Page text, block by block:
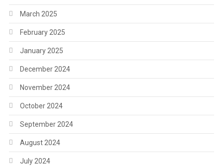
March 2025
February 2025
January 2025
December 2024
November 2024
October 2024
September 2024
August 2024
July 2024